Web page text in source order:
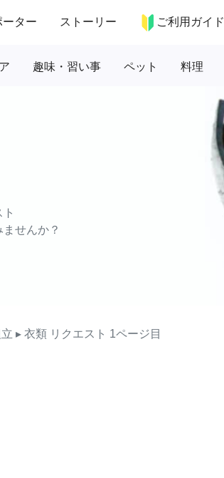
ーター ストーリー ご利用ガイド
趣味・習い事 ペット 料理
せんか？
▸ 衣類 リクエスト 1ページ目